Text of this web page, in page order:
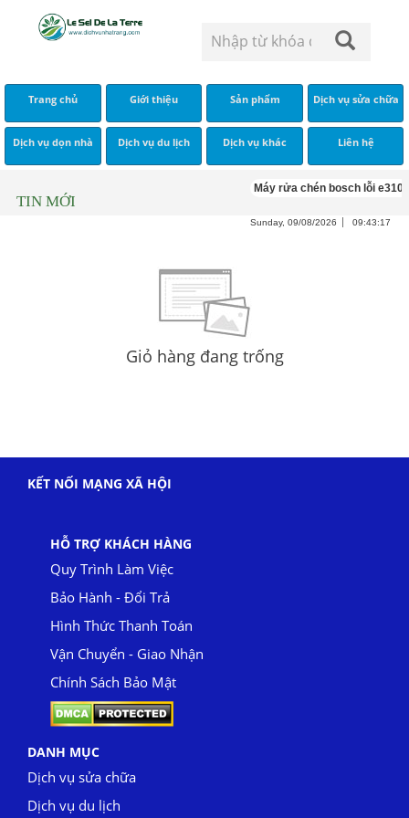
Trang chủ Giới thiệu Sản phẩm Dịch vụ sửa chữa
Dịch vụ dọn nhà Dịch vụ du lịch Dịch vụ khác Liên hệ
TIN MỚI
Máy rửa chén bosch lỗi e3100
Sunday, 09/08/2026 09:43:17
Giỏ hàng đang trống
KẾT NỐI MẠNG XÃ HỘI
HỖ TRỢ KHÁCH HÀNG
Quy Trình Làm Việc
Bảo Hành - Đổi Trả
Hình Thức Thanh Toán
Vận Chuyển - Giao Nhận
Chính Sách Bảo Mật
DANH MỤC
Dịch vụ sửa chữa
Dịch vụ du lịch